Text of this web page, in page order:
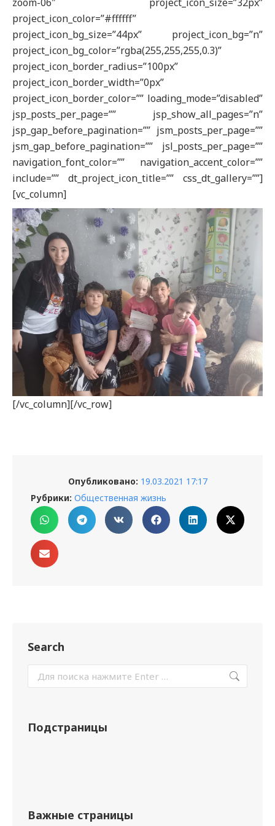
project_icon_color=”#ffffff”
project_icon_bg_size=”44px” project_icon_bg=”n”
project_icon_bg_color=”rgba(255,255,255,0.3)”
project_icon_border_radius=”100px”
project_icon_border_width=”0px”
project_icon_border_color=”” loading_mode=”disabled”
jsp_posts_per_page=”” jsp_show_all_pages=”n”
jsp_gap_before_pagination=”” jsm_posts_per_page=””
jsm_gap_before_pagination=”” jsl_posts_per_page=””
navigation_font_color=”” navigation_accent_color=””
include=”” dt_project_icon_title=”” css_dt_gallery=””]
[vc_column]
[/vc_column][/vc_row]
Опубликовано: 19.03.2021 17:17
Рубрики: Общественная жизнь
Search
Подстраницы
Важные страницы